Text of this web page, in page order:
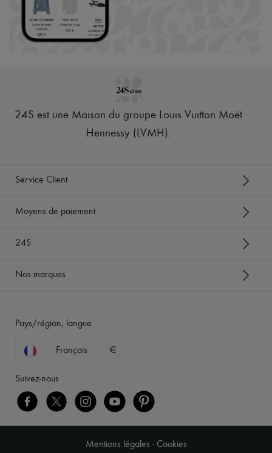
24S est une Maison du groupe Louis Vuitton Moët
Hennessy (LVMH).
Service Client
Moyens de paiement
24S
Nos marques
Pays/région, langue
Français €
Suivez-nous
Mentions légales - Cookies